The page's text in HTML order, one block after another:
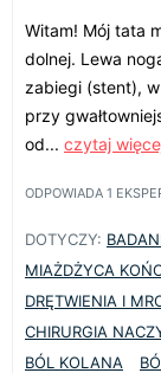
Witam! Mój tata
dolnej. Lewa
zabiegi (stent),
przy
od... czytaj
ODPOWIADA 1
DOTYCZY:
MIAŻDŻYCA
DRĘTWIENIA I
CHIRURGIA
BÓL KOLANA